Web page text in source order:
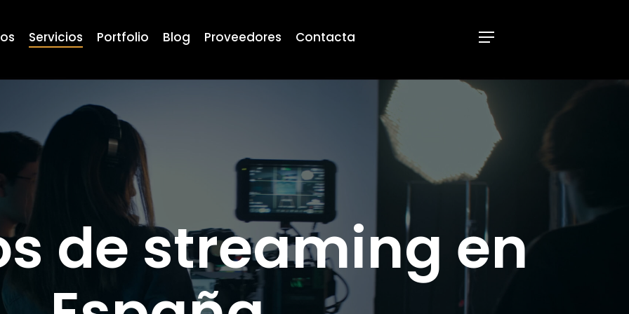
Servicios Portfolio Blog Proveedores Contacta Menu
de streaming en